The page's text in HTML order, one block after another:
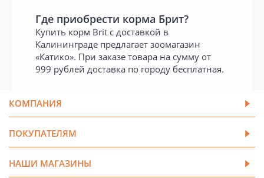
Где приобрести корма Брит?
Купить корм Brit с доставкой в
Калининграде предлагает зоомагазин
«Катико». При заказе товара на сумму от
999 рублей доставка по городу бесплатная.
КОМПАНИЯ
ПОКУПАТЕЛЯМ
НАШИ МАГАЗИНЫ